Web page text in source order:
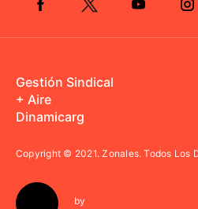
Gestión Sindical
+ Aire
Dinamicarg
Copyright © 2021.Zonales. Todos Los
by